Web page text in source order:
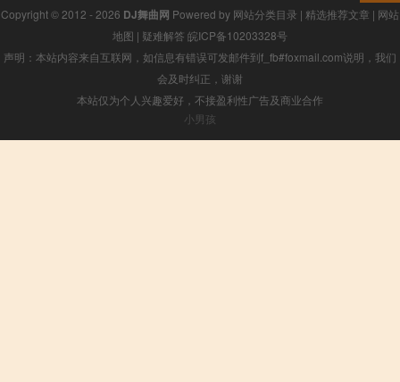
Copyright © 2012 - 2026 DJ舞曲网 Powered by 网站分类目录 | 精选推荐文章 | 网站
地图 | 疑难解答 皖ICP备10203328号
声明：本站内容来自互联网，如信息有错误可发邮件到f_fb#foxmail.com说明，我们
会及时纠正，谢谢
本站仅为个人兴趣爱好，不接盈利性广告及商业合作
小男孩